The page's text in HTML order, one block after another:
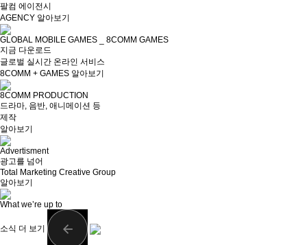
팔컴 에이전시
AGENCY 알아보기
GLOBAL MOBILE GAMES _ 8COMM GAMES
지금 다운로드
글로벌 실시간 온라인 서비스
8COMM + GAMES 알아보기
8COMM PRODUCTION
드라마, 음반, 애니메이션 등
제작
알아보기
Advertisment
광고를 넘어
Total Marketing Creative Group
알아보기
What we’re up to
소식 더 보기